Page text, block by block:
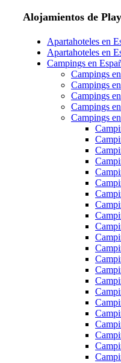
Alojamientos de
Apartahoteles en
Apartahoteles en
Campings en
Campings
Campings
Campings
Campings
Campings